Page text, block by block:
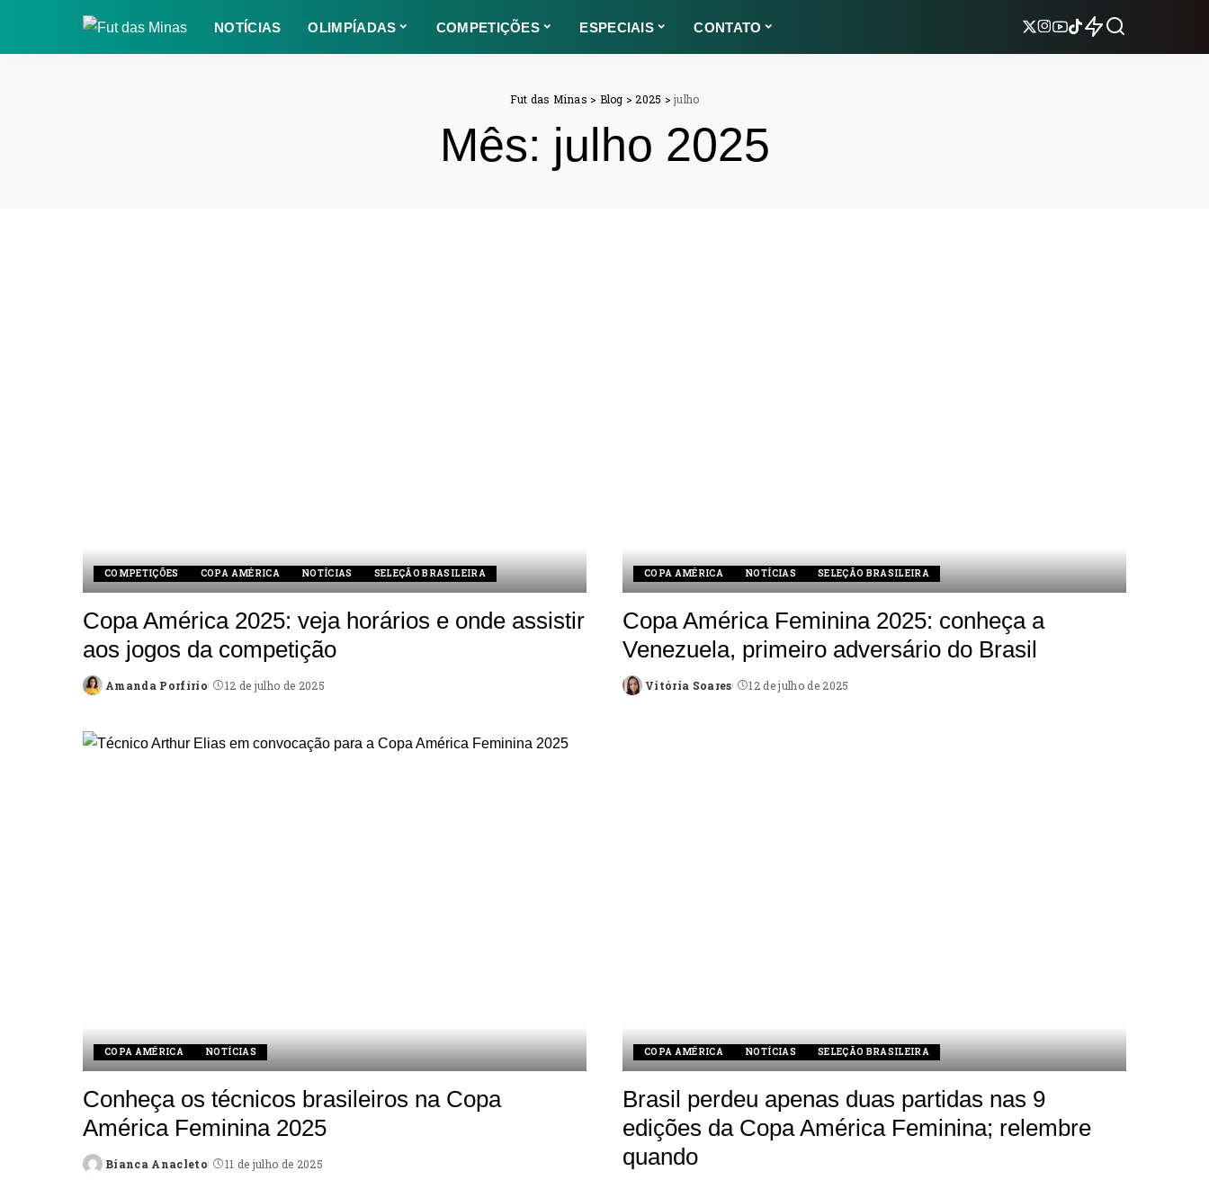
NOTÍCIAS OLIMPÍADAS COMPETIÇÕES ESPECIAIS CONTATO
Fut das Minas > Blog >2025 >julho
Mês: julho 2025
COMPETIÇÕES COPA AMÉRICA NOTÍCIAS SELEÇÃO BRASILEIRA
Copa América 2025: veja horários e onde assistir
aos jogos da competição
Posted
Amanda Porfírio 12 de julho de 2025
COPA AMÉRICA NOTÍCIAS SELEÇÃO BRASILEIRA
Copa América Feminina 2025: conheça a
Venezuela, primeiro adversário do Brasil
Posted
Vitória Soares 12 de julho de 2025
COPA AMÉRICA NOTÍCIAS
Conheça os técnicos brasileiros na Copa
América Feminina 2025
Posted
Bianca Anacleto 11 de julho de 2025
COPA AMÉRICA NOTÍCIAS SELEÇÃO BRASILEIRA
Brasil perdeu apenas duas partidas nas 9
edições da Copa América Feminina; relembre
quando